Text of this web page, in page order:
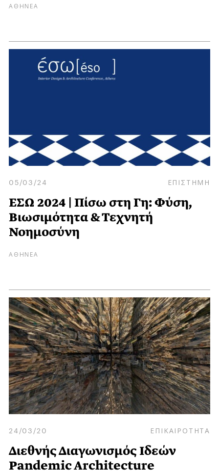
ΑΘΗΝΕΑ
05/03/24 ΕΠΙΣΤΗΜΗ
ΕΣΩ 2024 | Πίσω στη Γη: Φύση,
Βιωσιμότητα & Τεχνητή
Νοημοσύνη
ΑΘΗΝΕΑ
24/03/20 ΕΠΙΚΑΙΡΟΤΗΤΑ
Διεθνής Διαγωνισμός Ιδεών
Pandemic Architecture